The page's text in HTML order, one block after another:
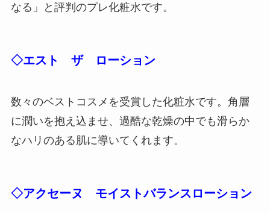
なる」と評判のプレ化粧水です。
◇エスト ザ ローション
数々のベストコスメを受賞した化粧水です。角層
に潤いを抱え込ませ、過酷な乾燥の中でも滑らか
なハリのある肌に導いてくれます。
◇アクセーヌ モイストバランスローション